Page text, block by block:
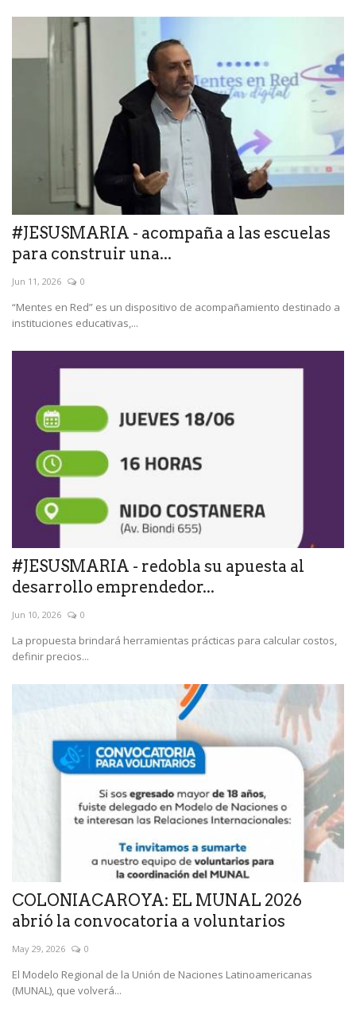
#JESUSMARIA - acompaña a las escuelas
para construir una...
Jun 11, 2026 0
“Mentes en Red” es un dispositivo de acompañamiento destinado a
instituciones educativas,...
#JESUSMARIA - redobla su apuesta al
desarrollo emprendedor...
Jun 10, 2026 0
La propuesta brindará herramientas prácticas para calcular costos,
definir precios...
COLONIACAROYA: EL MUNAL 2026
abrió la convocatoria a voluntarios
May 29, 2026 0
El Modelo Regional de la Unión de Naciones Latinoamericanas
(MUNAL), que volverá...